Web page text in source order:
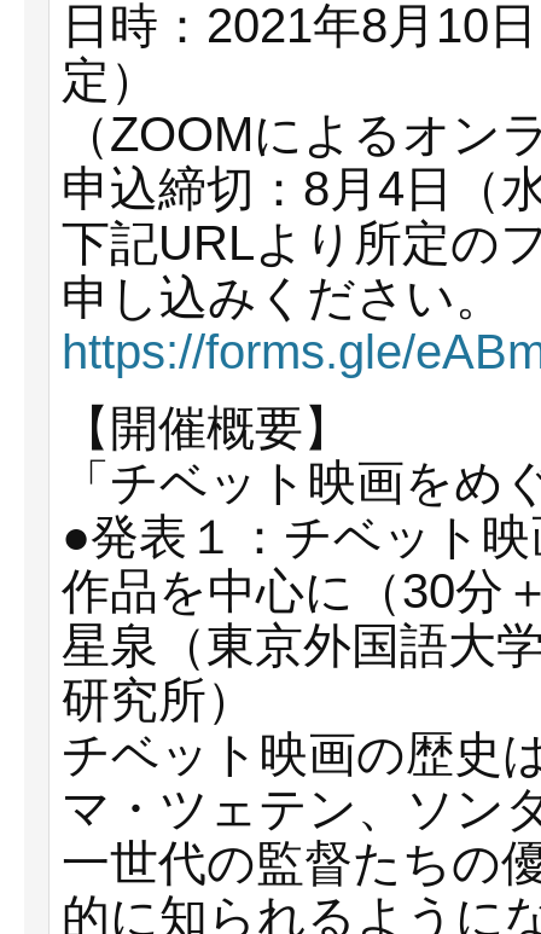
日時：2021年8月10
定）
（ZOOMによるオン
申込締切：8月4日（
下記URLより所定の
申し込みください。
https://forms.gle/
【開催概要】
「チベット映画をめ
●発表１：チベット
作品を中心に（30分
星泉（東京外国語大
研究所）
チベット映画の歴史
マ・ツェテン、ソン
一世代の監督たちの
的に知られるように